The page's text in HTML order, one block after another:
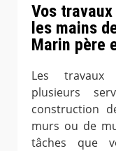
Vos
les mains
Marin père
Les travaux
plusieurs
construction
murs ou de
tâches que